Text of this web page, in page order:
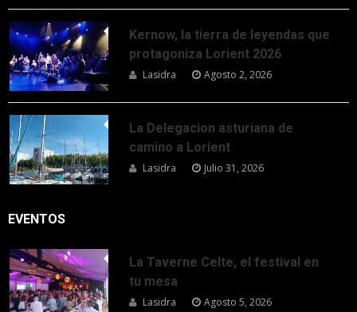
Kernow, la tierra de leyendas que
protagoniza Lorient 2026
Lasidra Agosto 2, 2026
La Delegacion asturiana de
camino a Lorient
Lasidra Julio 31, 2026
EVENTOS
La Taverne Celte, el festival en
tu mesa
Lasidra Agosto 5, 2026